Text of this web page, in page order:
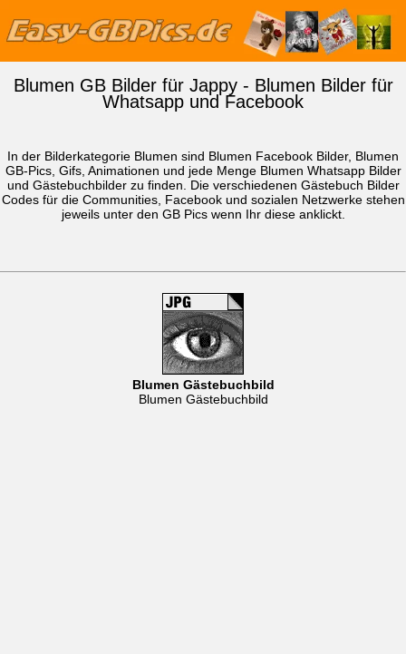
Blumen GB Bilder für Jappy - Blumen Bilder für
Whatsapp und Facebook
In der Bilderkategorie Blumen sind Blumen Facebook Bilder, Blumen
GB-Pics, Gifs, Animationen und jede Menge Blumen Whatsapp Bilder
und Gästebuchbilder zu finden. Die verschiedenen Gästebuch Bilder
Codes für die Communities, Facebook und sozialen Netzwerke stehen
jeweils unter den GB Pics wenn Ihr diese anklickt.
Blumen Gästebuchbild
Blumen Gästebuchbild